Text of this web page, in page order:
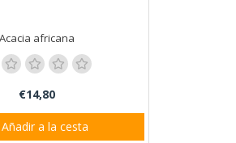
Acacia africana
€14,80
a la cesta